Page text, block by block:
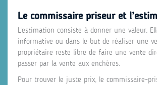
Le commissaire priseur et
L’estimation consiste à donner une valeur.
informative ou dans le but de réaliser une
propriétaire reste libre de faire une vente
passer par la vente aux enchères.
Pour trouver le juste prix, le commissaire-